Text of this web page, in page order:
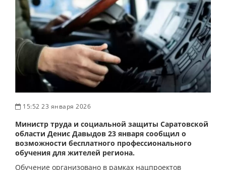
15:52 23 января 2026
Министр труда и социальной защиты Саратовской
области Денис Давыдов 23 января сообщил о
возможности бесплатного профессионального
обучения для жителей региона.
Обучение организовано в рамках нацпроектов